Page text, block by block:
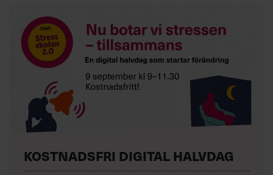
KOSTNADSFRI DIGITAL HALVDAG